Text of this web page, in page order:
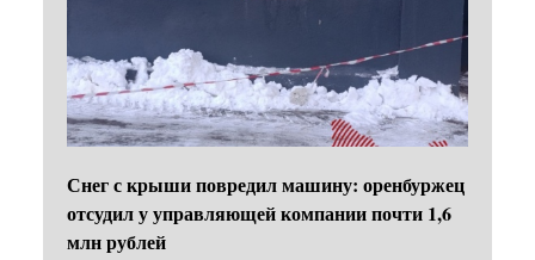
Снег с крыши повредил машину: оренбуржец
отсудил у управляющей компании почти 1,6
млн рублей